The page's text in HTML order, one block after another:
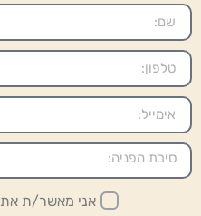
אני מאשר/ת את